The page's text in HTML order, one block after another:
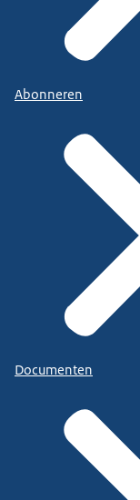
Abonneren
Documenten